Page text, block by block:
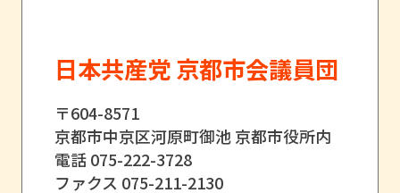
日本共産党 京都市会議員団
〒604-8571
京都市中京区河原町御池 京都市役所内
電話 075-222-3728
ファクス 075-211-2130